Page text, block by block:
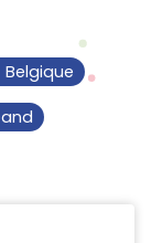
Belgique